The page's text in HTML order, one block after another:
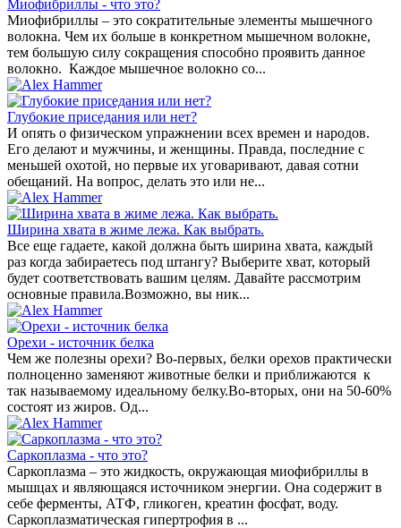
Миофибриллы - что это?
Миофибриллы – это сократительные элементы мышечного
волокна. Чем их больше в конкретном мышечном волокне,
тем большую силу сокращения способно проявить данное
волокно. Каждое мышечное волокно со...
Глубокие приседания или нет?
И опять о физическом упражнении всех времен и народов.
Его делают и мужчины, и женщины. Правда, последние с
меньшей охотой, но первые их уговаривают, давая сотни
обещаний. На вопрос, делать это или не...
Ширина хвата в жиме лежа. Как выбрать.
Все еще гадаете, какой должна быть ширина хвата, каждый
раз когда забираетесь под штангу? Выберите хват, который
будет соответствовать вашим целям. Давайте рассмотрим
основные правила.Возможно, вы ник...
Орехи - источник белка
Чем же полезны орехи? Во-первых, белки орехов практически
полноценно заменяют животные белки и приближаются к
так называемому идеальному белку.Во-вторых, они на 50-60%
состоят из жиров. Од...
Саркоплазма - что это?
Саркоплазма – это жидкость, окружающая миофибриллы в
мышцах и являющаяся источником энергии. Она содержит в
себе ферменты, АТФ, гликоген, креатин фосфат, воду.
Саркоплазматическая гипертрофия в ...